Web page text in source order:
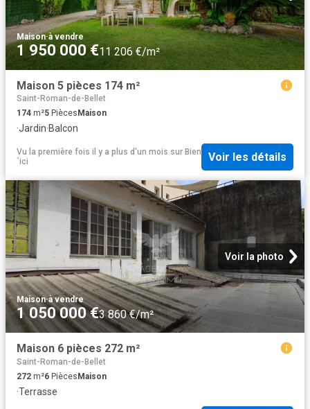
Maison·à vendre
1 950 000 €11 206 €/m²
Maison 5 pièces 174 m²
Saint-Roman-de-Bellet
174 m²5 Pièces Maison
·Jardin·Balcon
Vu la première fois il y a plus d'un mois sur Bien
´ici
Voir les détails
Voir la photo
Maison·à vendre
1 050 000 €3 860 €/m²
Maison 6 pièces 272 m²
Saint-Roman-de-Bellet
272 m²6 Pièces Maison
·Terrasse